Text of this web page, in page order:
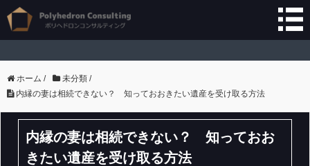
ホーム / 未分類 /
内縁の妻は相続できない？ 知っておおきたい遺産を受け取る方法
内縁の妻は相続できない？ 知っておお
きたい遺産を受け取る方法